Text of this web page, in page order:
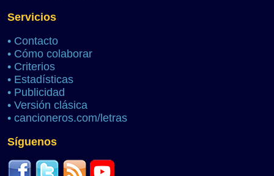
Servicios
• Contacto
• Cómo colaborar
• Criterios
• Estadísticas
• Publicidad
• Versión clásica
• cancioneros.com/letras
Síguenos